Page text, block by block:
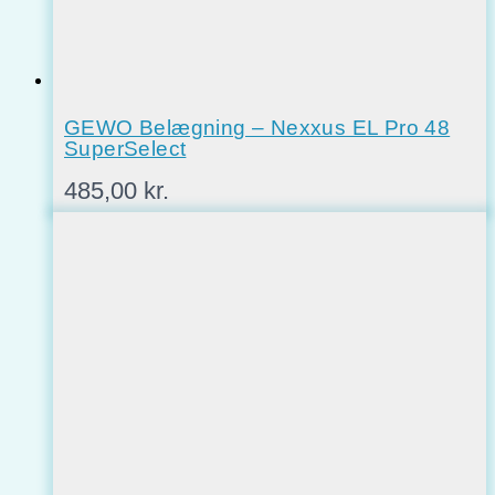
GEWO Belægning – Nexxus EL Pro 48
SuperSelect
485,00 kr.